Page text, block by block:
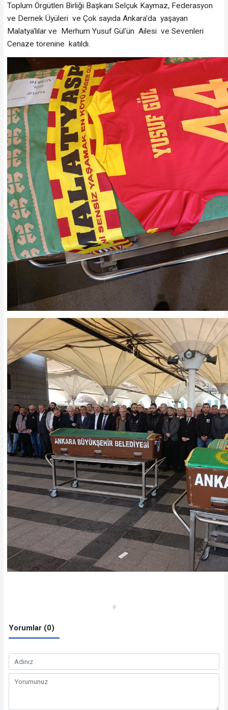
Toplum Örgütleri Birliği Başkanı Selçuk Kaymaz, Federasyon
ve Dernek Üyüleri ve Çok sayıda Ankara'da yaşayan
Malatya'lılar ve Merhum Yusuf Gül'ün Ailesi ve Sevenleri
Cenaze törenine katıldı.
#
Yorumlar (0)